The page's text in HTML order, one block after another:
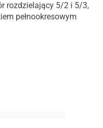
rozdzielający 5/2 i 5/3,
pełnookresowym